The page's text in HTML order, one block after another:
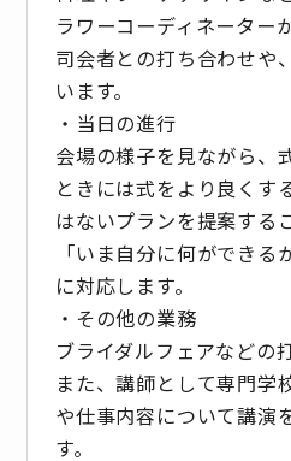
ラワーコーディネーター
司会者との打ち合わせや
います。
・当日の進行
会場の様子を見ながら、
ときには式をより良くす
はないプランを提案する
「いま自分に何ができ
に対応します。
・その他の業務
ブライダルフェアなどの
また、講師として専門学
や仕事内容について講演
す。